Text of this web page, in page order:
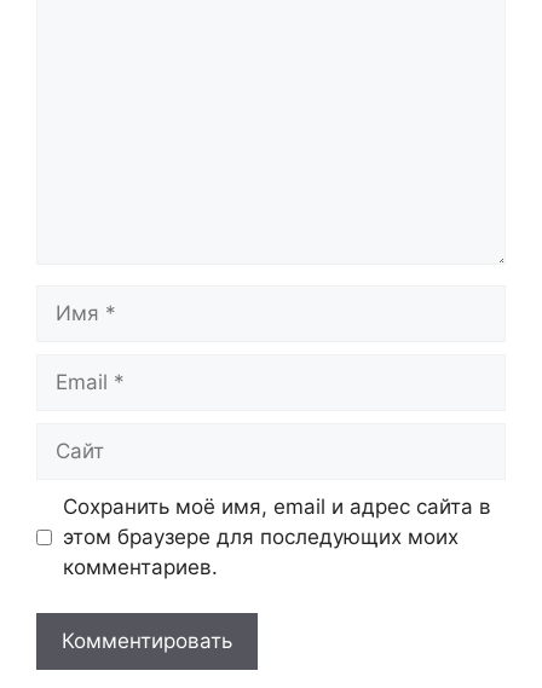
Сохранить моё имя, email и адрес сайта в
этом браузере для последующих моих
комментариев.